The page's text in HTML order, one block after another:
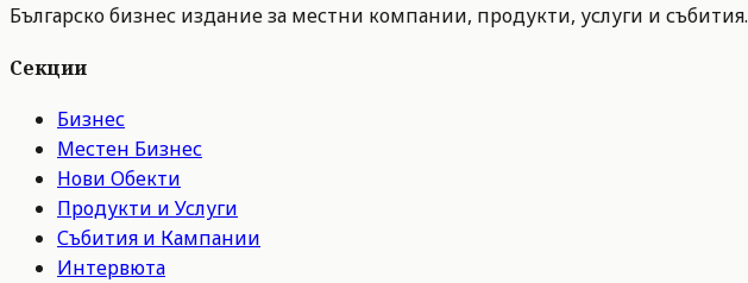
Българско бизнес издание за местни компании, продукти, услуги и събития.
Секции
Бизнес
Местен Бизнес
Нови Обекти
Продукти и Услуги
Събития и Кампании
Интервюта